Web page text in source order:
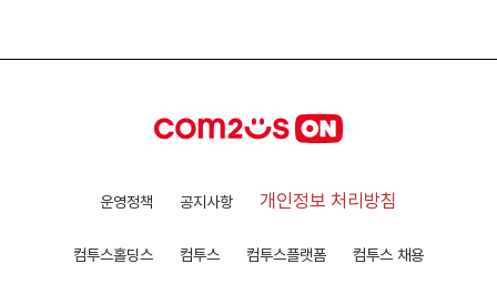
운영정책 공지사항 개인정보 처리방침
컴투스홀딩스 컴투스 컴투스플랫폼 컴투스 채용